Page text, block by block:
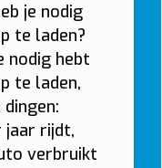
je nodig
te laden?
nodig hebt
te laden,
jaar rijdt,
verbruikt